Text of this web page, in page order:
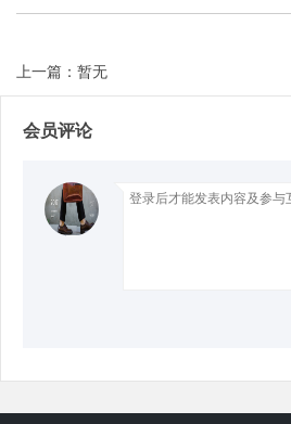
d
上一篇：暂无
会员评论